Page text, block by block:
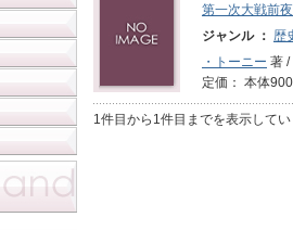
第一次大戦前
ジャンル ： 歴
・トーニー 著 /
定価： 本体
1件目から1件目までを表示して